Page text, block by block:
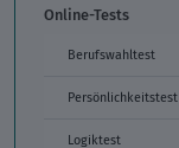
Online-Tests
Berufswahltest
Persönlichkeitstest
Logiktest